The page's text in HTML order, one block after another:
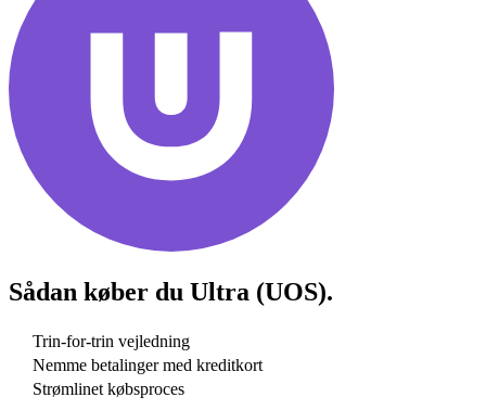
Sådan køber du Ultra (UOS).
Trin-for-trin vejledning
Nemme betalinger med kreditkort
Strømlinet købsproces